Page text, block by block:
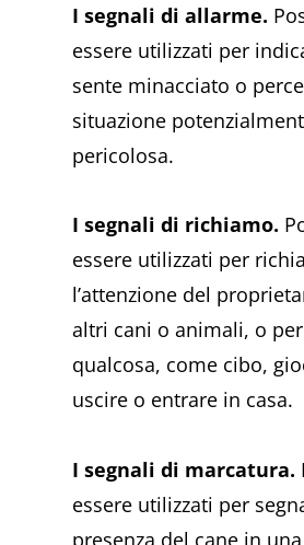
I segnali di allarme.
essere utilizzati per
sente minacciato o
situazione
pericolosa.
I segnali di richiamo.
essere utilizzati per
l’attenzione del
altri cani o animali, o
qualcosa, come cibo,
uscire o entrare in casa.
I segnali di marcatura.
essere utilizzati per
presenza del cane in una